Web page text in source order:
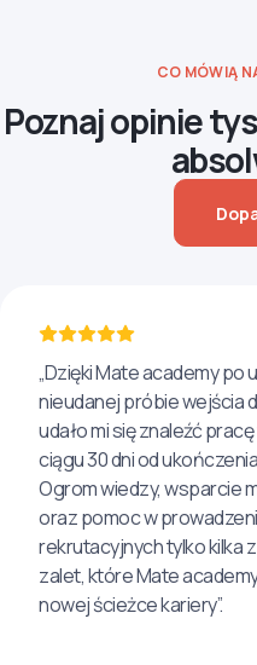
CO MÓWIĄ
Poznaj opinie
„Dzięki Mate academy po
nieudanej próbie wejścia
udało mi się znaleźć
ciągu 30 dni od
Ogrom wiedzy, wsparcie
oraz pomoc w
rekrutacyjnych tylko kilka
zalet, które Mate
nowej ścieżce kariery”.